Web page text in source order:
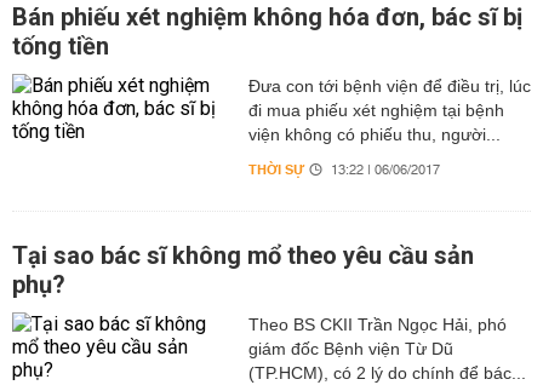
Bán phiếu xét nghiệm không hóa đơn, bác sĩ bị
tống tiền
Đưa con tới bệnh viện để điều trị, lúc
đi mua phiếu xét nghiệm tại bệnh
viện không có phiếu thu, người...
THỜI SỰ 13:22 | 06/06/2017
Tại sao bác sĩ không mổ theo yêu cầu sản
phụ?
Theo BS CKII Trần Ngọc Hải, phó
giám đốc Bệnh viện Từ Dũ
(TP.HCM), có 2 lý do chính để bác...